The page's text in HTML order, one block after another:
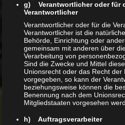
Mittelländische
Chrysemys picta
Südliche
Chrysemys picta
guttata
Gelbtupfen-
Graptemys
Graptemys oculifera
g) Verantwortlicher oder für
Verantwortlicher
Verantwortlicher oder für die
Verantwortlicher ist die
Behörde, Einrichtung oder
gemeinsam mit anderen über
Verarbeitung von
Sind die Zwecke und Mittel
Unionsrecht oder das Recht der
vorgegeben, so kann der
beziehungsweise können die
Benennung nach dem
Mitgliedstaaten vorgesehen
h) Auftragsverarbeiter